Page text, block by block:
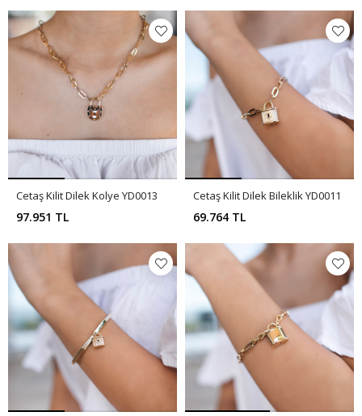
Cetaş Kilit Dilek Kolye YD0013
97.951 TL
Cetaş Kilit Dilek Bileklik YD0011
69.764 TL